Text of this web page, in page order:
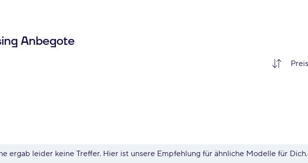
Anbegote
ergab leider keine Treffer. Hier ist unsere Empfehlung für ähnliche Modelle für Dich.